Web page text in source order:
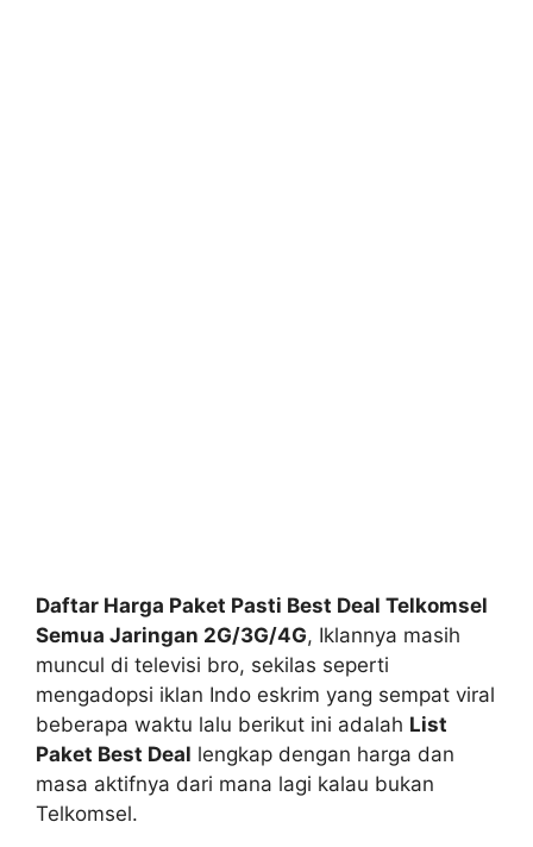
Daftar Harga Paket Pasti Best Deal Telkomsel
Semua Jaringan 2G/3G/4G, Iklannya masih
muncul di televisi bro, sekilas seperti
mengadopsi iklan Indo eskrim yang sempat viral
beberapa waktu lalu berikut ini adalah List
Paket Best Deal lengkap dengan harga dan
masa aktifnya dari mana lagi kalau bukan
Telkomsel.